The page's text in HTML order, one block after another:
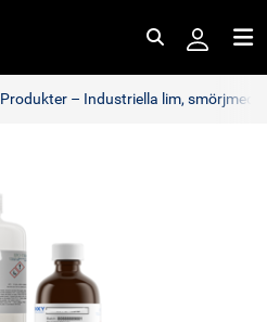
Produkter – Industriella lim,